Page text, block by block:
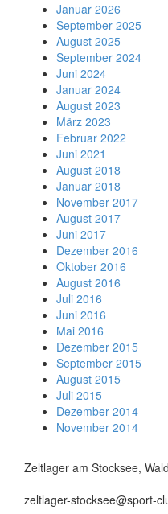
Januar 2026
September 2025
August 2025
September 2024
Juni 2024
Januar 2024
August 2023
März 2023
Februar 2022
Juni 2021
August 2018
Januar 2018
November 2017
August 2017
Juni 2017
Dezember 2016
Oktober 2016
August 2016
Juli 2016
Juni 2016
Mai 2016
Dezember 2015
September 2015
August 2015
Juli 2015
Dezember 2014
November 2014
Zeltlager am Stocksee,
zeltlager-stocksee@sport-